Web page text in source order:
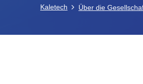
Kaletech Über die